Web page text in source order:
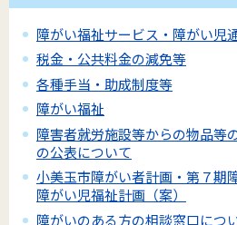
障がい福祉サービス・障がい児
税金・公共料金の減免等
各種手当・助成制度等
障がい福祉
障害者就労施設等からの物品等
の公表について
小美玉市障がい者計画・第７期
障がい児福祉計画（案）
障がいのある方の相談窓口につ